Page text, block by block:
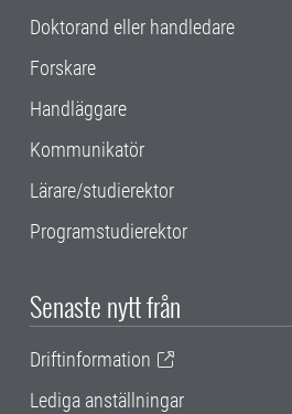
Doktorand eller handledare
Forskare
Handläggare
Kommunikatör
Lärare/studierektor
Programstudierektor
Senaste nytt från
Driftinformation
Lediga anställningar